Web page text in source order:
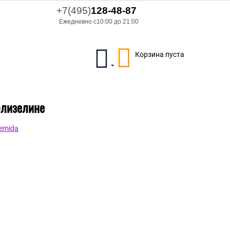
+7(495)128-48-87
Ежедневно с10:00 до 21:00
Корзина пуста